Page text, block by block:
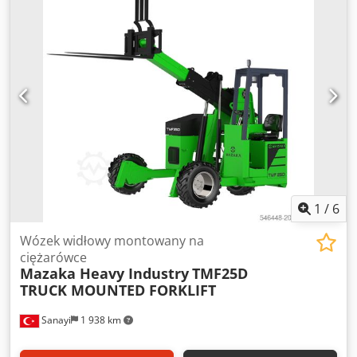
1 / 6
Sanayi 1 938 km
Wózek widłowy montowany na
ciężarówce
Mazaka Heavy IndustryTMF25D
TRUCK MOUNTED FORKLIFT